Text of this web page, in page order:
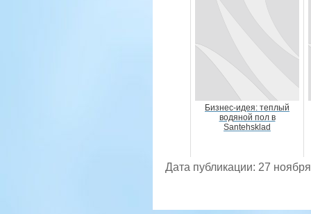
Бизнес-идея: теплый
водяной пол в
Santehsklad
Дата публикации: 27